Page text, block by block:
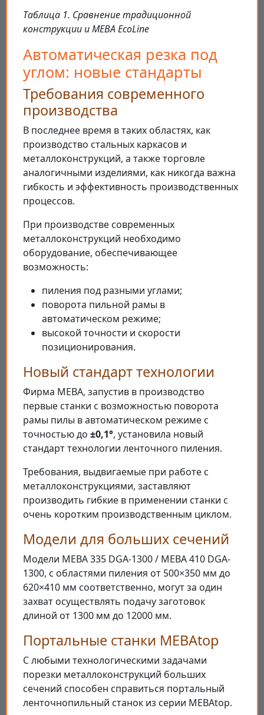
Таблица 1. Сравнение традиционной
конструкции и MEBA EcoLine
Автоматическая резка под
углом: новые стандарты
Требования современного
производства
В последнее время в таких областях, как
производство стальных каркасов и
металлоконструкций, а также торговле
аналогичными изделиями, как никогда важна
гибкость и эффективность производственных
процессов.
При производстве современных
металлоконструкций необходимо
оборудование, обеспечивающее
возможность:
пиления под разными углами;
поворота пильной рамы в
автоматическом режиме;
высокой точности и скорости
позиционирования.
Новый стандарт технологии
Фирма MEBA, запустив в производство
первые станки с возможностью поворота
рамы пилы в автоматическом режиме с
точностью до ±0,1°, установила новый
стандарт технологии ленточного пиления.
Требования, выдвигаемые при работе с
металлоконструкциями, заставляют
производить гибкие в применении станки с
очень коротким производственным циклом.
Модели для больших сечений
Модели МЕВА 335 DGA-1300 / MEBA 410 DGA-
1300, с областями пиления от 500×350 мм до
620×410 мм соответственно, могут за один
захват осуществлять подачу заготовок
длиной от 1300 мм до 12000 мм.
Портальные станки MEBAtop
С любыми технологическими задачами
порезки металлоконструкций больших
сечений способен справиться портальный
ленточнопильный станок из серии MEBAtop.